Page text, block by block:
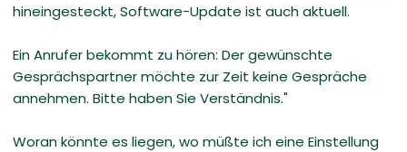
hineingesteckt, Software-Update ist auch aktuell.
Ein Anrufer bekommt zu hören: Der gewünschte
Gesprächspartner möchte zur Zeit keine Gespräche
annehmen. Bitte haben Sie Verständnis."
Woran könnte es liegen, wo müßte ich eine Einstellung